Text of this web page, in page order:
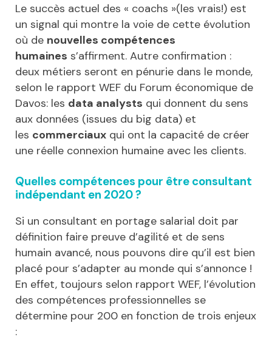
Le succès actuel des « coachs »(les vrais!) est
un signal qui montre la voie de cette évolution
où de nouvelles compétences
humaines s’affirment. Autre confirmation :
deux métiers seront en pénurie dans le monde,
selon le rapport WEF du Forum économique de
Davos: les data analysts qui donnent du sens
aux données (issues du big data) et
les commerciaux qui ont la capacité de créer
une réelle connexion humaine avec les clients.
Quelles compétences pour être consultant
indépendant en 2020 ?
Si un consultant en portage salarial doit par
définition faire preuve d’agilité et de sens
humain avancé, nous pouvons dire qu’il est bien
placé pour s’adapter au monde qui s’annonce !
En effet, toujours selon rapport WEF, l’évolution
des compétences professionnelles se
détermine pour 200 en fonction de trois enjeux
: